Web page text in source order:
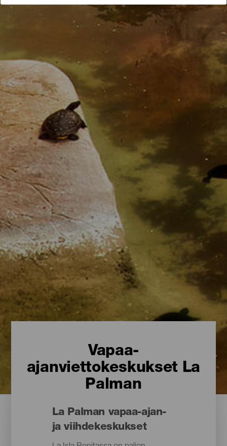
Vapaa-
ajanviettokeskukset La
Palman
La Palman vapaa-ajan-
ja viihdekeskukset